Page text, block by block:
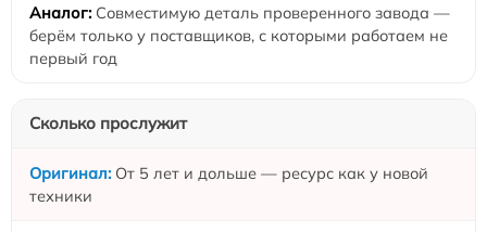
Совместимую деталь проверенного завода —
берём только у поставщиков, с которыми работаем не
первый год
Сколько прослужит
От 5 лет и дольше — ресурс как у новой
техники